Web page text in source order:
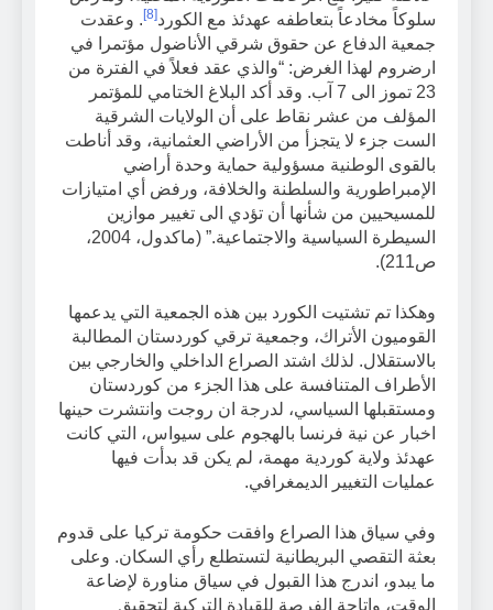
سلوكاً مخادعاً بتعاطفه عهدئذ مع الكورد[8]
. وعقدت
جمعية الدفاع عن حقوق شرقي الأناضول مؤتمرا في
ارضروم لهذا الغرض: “والذي عقد فعلاً في الفترة من
23 تموز الى 7 آب. وقد أكد البلاغ الختامي للمؤتمر
المؤلف من عشر نقاط على أن الولايات الشرقية
الست جزء لا يتجزأ من الأراضي العثمانية، وقد أناطت
بالقوى الوطنية مسؤولية حماية وحدة أراضي
الإمبراطورية والسلطنة والخلافة، ورفض أي امتيازات
للمسيحيين من شأنها أن تؤدي الى تغيير موازين
السيطرة السياسية والاجتماعية.” (ماكدول، 2004،
ص211).
وهكذا تم تشتيت الكورد بين هذه الجمعية التي يدعمها
القوميون الأتراك، وجمعية ترقي كوردستان المطالبة
بالاستقلال. لذلك اشتد الصراع الداخلي والخارجي بين
الأطراف المتنافسة على هذا الجزء من كوردستان
ومستقبلها السياسي، لدرجة ان روجت وانتشرت حينها
اخبار عن نية فرنسا بالهجوم على سيواس، التي كانت
عهدئذ ولاية كوردية مهمة، لم يكن قد بدأت فيها
عمليات التغيير الديمغرافي.
وفي سياق هذا الصراع وافقت حكومة تركيا على قدوم
بعثة التقصي البريطانية لتستطلع رأي السكان. وعلى
ما يبدو، اندرج هذا القبول في سياق مناورة لإضاعة
الوقت، وإتاحة الفرصة للقيادة التركية لتحقيق